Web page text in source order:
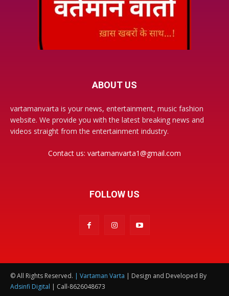
ABOUT US
vartamanvarta is your news, entertainment, music fashion
website. We provide you with the latest breaking news and
videos straight from the entertainment industry.
Contact us: vartamanvarta1@gmail.com
FOLLOW US
© All Rights Reserved. | Vartaman Varta | Design and Developed By
Adsinfi Digital | Call-8626048673